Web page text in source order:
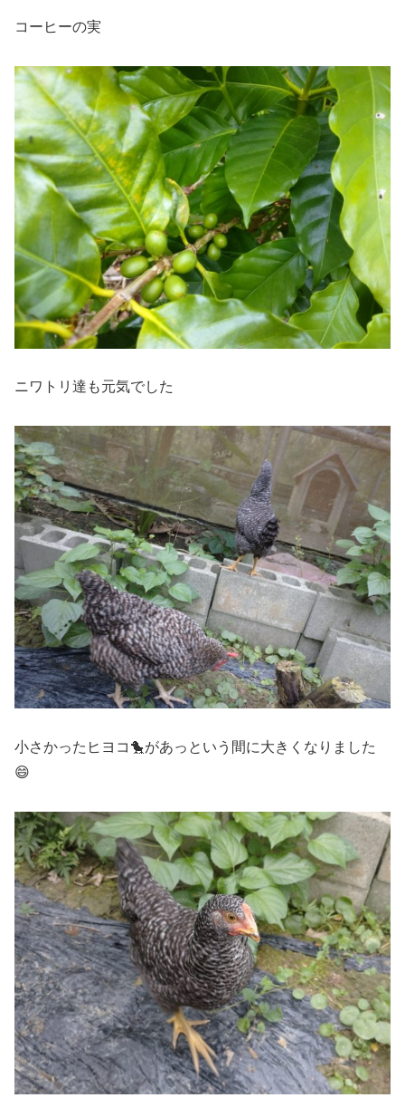
コーヒーの実
ニワトリ達も元気でした
小さかったヒヨコ🐤があっという間に大きくなりました
😄